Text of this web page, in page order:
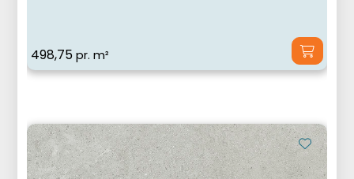
498,75pr. m²